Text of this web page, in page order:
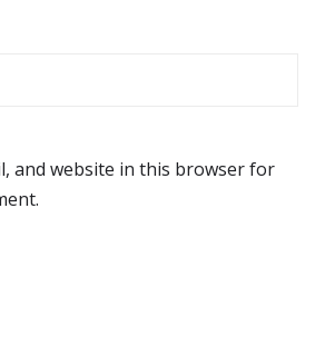
and website in this browser for